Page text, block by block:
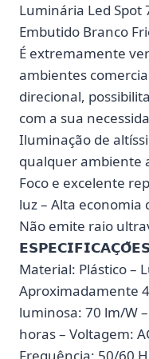
Luminária Led Spot
Embutido Branco
É extremamente
ambientes
direcional,
com a sua
Iluminação de
qualquer ambiente
Foco e excelente
luz – Alta economia
Não emite raio
𝗘𝗦𝗣𝗘𝗖𝗜𝗙𝗜𝗖𝗔𝗖̧𝗢̃𝗘𝗦:
Material: Plástico –
Aproximadamente
luminosa: 70 lm/W
horas – Voltagem: